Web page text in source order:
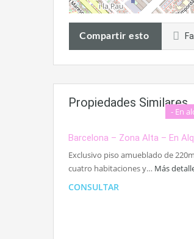
Compartir esto
Propiedades Similares
- En
Barcelona – Zona Alta – En
Exclusivo piso amueblado de
cuatro habitaciones y… Más
CONSULTAR